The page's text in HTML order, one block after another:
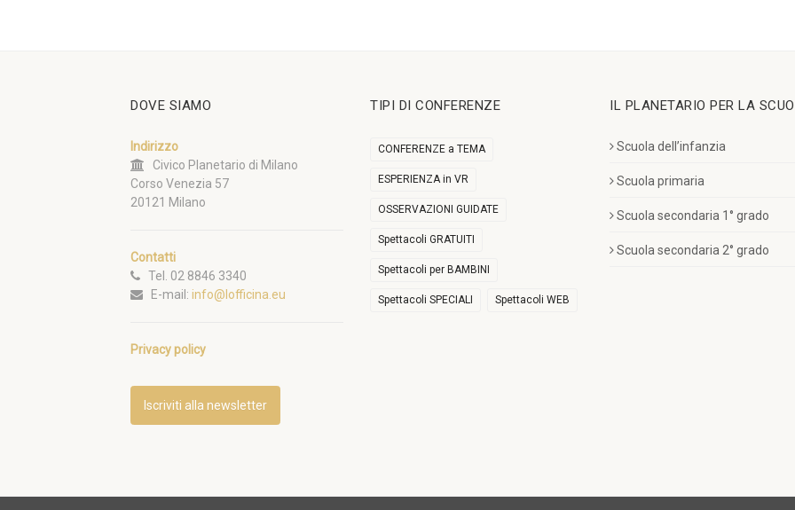
DOVE SIAMO
Indirizzo
Civico Planetario di Milano
Corso Venezia 57
20121 Milano
Contatti
Tel. 02 8846 3340
E-mail: info@lofficina.eu
Privacy policy
Iscriviti alla newsletter
TIPI DI CONFERENZE
CONFERENZE a TEMA
ESPERIENZA in VR
OSSERVAZIONI GUIDATE
Spettacoli GRATUITI
Spettacoli per BAMBINI
Spettacoli SPECIALI Spettacoli WEB
IL PLANETARIO PER LA
Scuola dell’infanzia
Scuola primaria
Scuola secondaria 1° grado
Scuola secondaria 2° grado